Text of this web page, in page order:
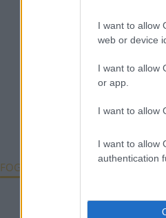
I want to allow
web or device
I want to allow
or app.
I want to allow
I want to allow
authentication
százalékponttal,
A Nemzeti
https://
április végén az
mérséklődött -
FOGLALKOZTATÁS
KAPCSOLÓDÓ CIKKEK A